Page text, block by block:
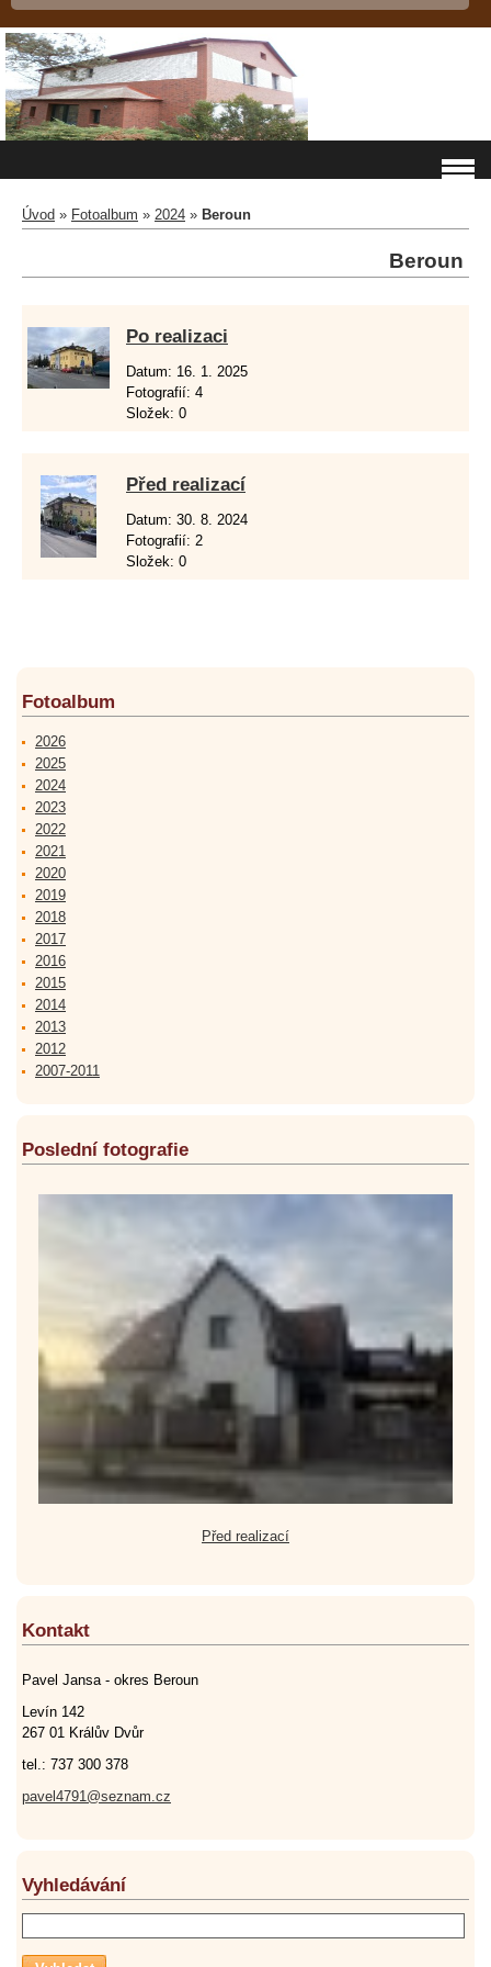
Úvod » Fotoalbum » 2024 » Beroun
Beroun
Po realizaci
Datum: 16. 1. 2025
Fotografií: 4
Složek: 0
Před realizací
Datum: 30. 8. 2024
Fotografií: 2
Složek: 0
Fotoalbum
2026
2025
2024
2023
2022
2021
2020
2019
2018
2017
2016
2015
2014
2013
2012
2007-2011
Poslední fotografie
Před realizací
Kontakt
Pavel Jansa - okres Beroun
Levín 142
267 01 Králův Dvůr
tel.: 737 300 378
pavel4791@seznam.cz
Vyhledávání